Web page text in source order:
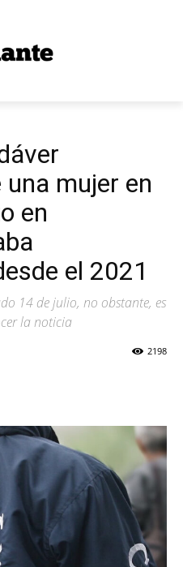
mujer en
en
el 2021
14 de julio, no obstante, es
la noticia
2198